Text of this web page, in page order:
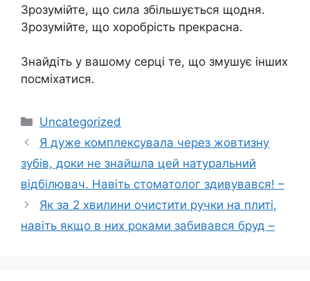
Зрозумійте, що сила збільшується щодня.
Зрозумійте, що хоробрість прекрасна.
Знайдіть у вашому сеpці те, що змушує інших
посміхатися.
Категорії
Uncategorized
Я дуже комплексувала через жовтизну
зубів, доки не знайшла цей натуральний
відбілювач. Навіть стоматолог здивувався! –
Як за 2 хвилини очистити ручки на плиті,
навіть якщо в них роками забивався бруд –